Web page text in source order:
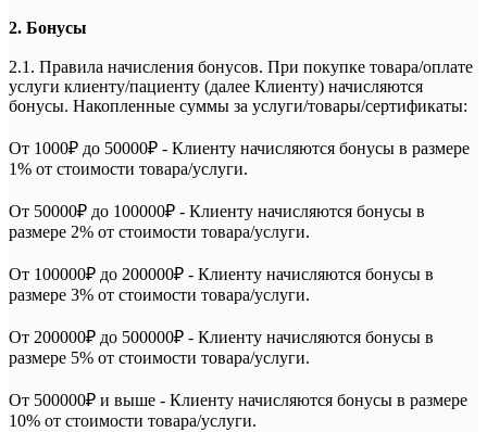
2. Бонусы
2.1. Правила начисления бонусов. При покупке товара/оплате
услуги клиенту/пациенту (далее Клиенту) начисляются
бонусы. Накопленные суммы за услуги/товары/сертификаты:
От 1000₽ до 50000₽ - Клиенту начисляются бонусы в размере
1% от стоимости товара/услуги.
От 50000₽ до 100000₽ - Клиенту начисляются бонусы в
размере 2% от стоимости товара/услуги.
От 100000₽ до 200000₽ - Клиенту начисляются бонусы в
размере 3% от стоимости товара/услуги.
От 200000₽ до 500000₽ - Клиенту начисляются бонусы в
размере 5% от стоимости товара/услуги.
От 500000₽ и выше - Клиенту начисляются бонусы в размере
10% от стоимости товара/услуги.